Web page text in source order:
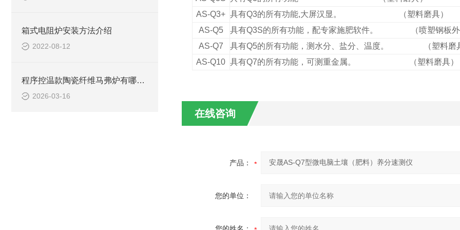
箱式电阻炉安装方法介绍
2022-08-12
程序控温款陶瓷纤维马弗炉有哪些型号
2026-03-16
AS-Q3+ 具有Q3的所有功能,大屏汉显。 （塑料磨具）
AS-Q5 具有Q3S的所有功能，配专家施肥软件。
（喷塑钢板外
AS-Q7 具有Q5的所有功能，测水分、盐分、温度。
（塑料磨
AS-Q10 具有Q7的所有功能，可测重金属。 （塑料磨具）
在线咨询
产品：
您的单位：
您的姓名：